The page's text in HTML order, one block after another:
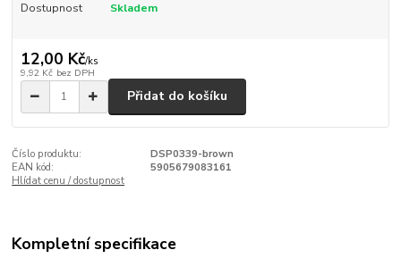
Dostupnost Skladem
12,00 Kč/ks
9,92 Kč bez DPH
Přidat do košíku
Číslo produktu:
DSP0339-brown
EAN kód:
5905679083161
Hlídat cenu / dostupnost
Kompletní specifikace